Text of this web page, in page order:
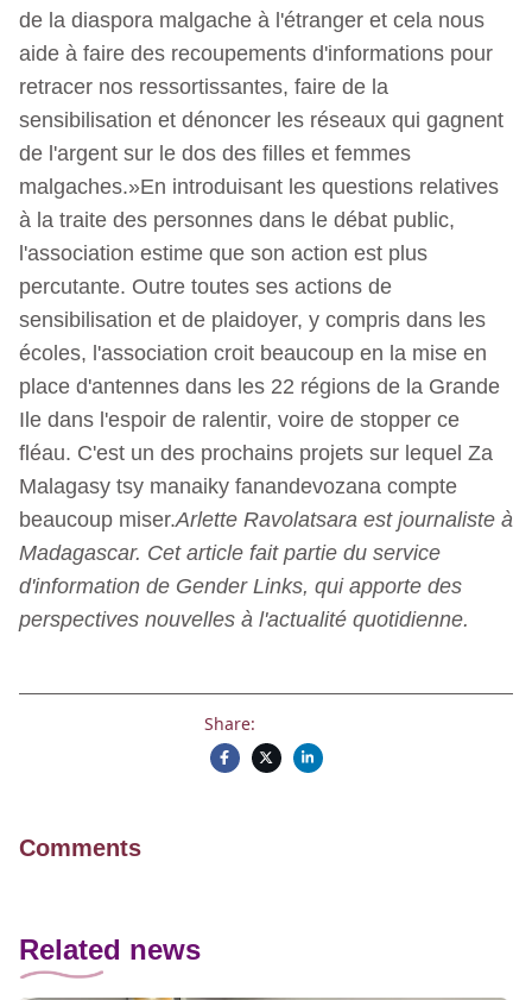
de la diaspora malgache à l'étranger et cela nous
aide à faire des recoupements d'informations pour
retracer nos ressortissantes, faire de la
sensibilisation et dénoncer les réseaux qui gagnent
de l'argent sur le dos des filles et femmes
malgaches.»En introduisant les questions relatives
à la traite des personnes dans le débat public,
l'association estime que son action est plus
percutante. Outre toutes ses actions de
sensibilisation et de plaidoyer, y compris dans les
écoles, l'association croit beaucoup en la mise en
place d'antennes dans les 22 régions de la Grande
Ile dans l'espoir de ralentir, voire de stopper ce
fléau. C'est un des prochains projets sur lequel Za
Malagasy tsy manaiky fanandevozana compte
beaucoup miser.Arlette Ravolatsara est journaliste à
Madagascar. Cet article fait partie du service
d'information de Gender Links, qui apporte des
perspectives nouvelles à l'actualité quotidienne.
Share:
Comments
Related news